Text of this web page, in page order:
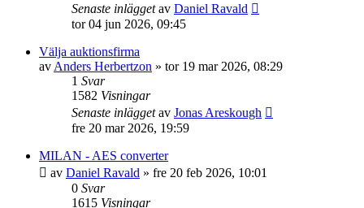
Senaste inläggetav Daniel Ravald
tor 04 jun 2026, 09:45
Välja auktionsfirma
avAnders Herbertzon » tor 19 mar 2026, 08:29
1 Svar
1582 Visningar
Senaste inläggetav Jonas Areskough
fre 20 mar 2026, 19:59
MILAN - AES converter
av Daniel Ravald » fre 20 feb 2026, 10:01
0 Svar
1615 Visningar